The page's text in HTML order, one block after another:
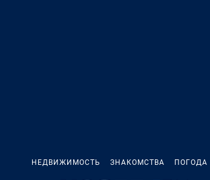
НЕДВИЖИМОСТЬ ЗНАКОМСТВА ПОГОДА